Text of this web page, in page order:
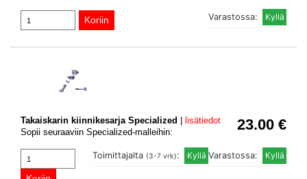
Varastossa:
23.00 €
Takaiskarin kiinnikesarja Specialized
lisätiedot
Sopii seuraaviin Specialized-malleihin:
Varastossa:
Toimittajalta (3-7 vrk):